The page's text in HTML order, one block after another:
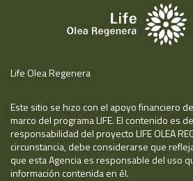
Life Olea Regenera
Este sitio se hizo con el apoyo financiero
marco del programa LIFE. El contenido es
responsabilidad del proyecto LIFE OLEA
circunstancia, debe considerarse que
que esta Agencia es responsable del uso
información contenida en él.